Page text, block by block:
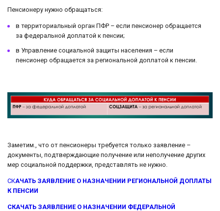
Пенсионеру нужно обращаться:
в территориальный орган ПФР – если пенсионер обращается
за федеральной доплатой к пенсии;
в Управление социальной защиты населения – если
пенсионер обращается за региональной доплатой к пенсии.
Заметим., что от пенсионеры требуется только заявление –
документы, подтверждающие получение или неполучение других
мер социальной поддержки, представлять не нужно.
СКАЧАТЬ ЗАЯВЛЕНИЕ О НАЗНАЧЕНИИ РЕГИОНАЛЬНОЙ ДОПЛАТЫ
К ПЕНСИИ
СКАЧАТЬ ЗАЯВЛЕНИЕ О НАЗНАЧЕНИИ ФЕДЕРАЛЬНОЙ